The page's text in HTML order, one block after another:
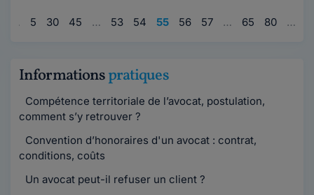
… 5 30 45 … 53 54 55 56 57 … 65 80 …
Informationspratiques
Compétence territoriale de l’avocat, postulation,
comment s’y retrouver ?
Convention d’honoraires d'un avocat : contrat,
conditions, coûts
Un avocat peut-il refuser un client ?